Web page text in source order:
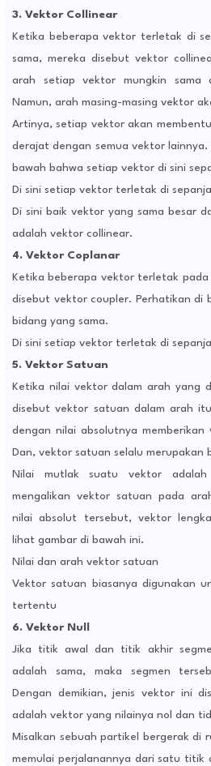
3. Vektor Collinear
Ketika beberapa vektor terletak di
sama, mereka disebut vektor
arah setiap vektor mungkin sama
Namun, arah masing-masing vektor
Artinya, setiap vektor akan
derajat dengan semua vektor
bawah bahwa setiap vektor di sini
Di sini setiap vektor terletak di
Di sini baik vektor yang sama besar
adalah vektor collinear.
4. Vektor Coplanar
Ketika beberapa vektor terletak pada
disebut vektor coupler. Perhatikan di
bidang yang sama.
Di sini setiap vektor terletak di
5. Vektor Satuan
Ketika nilai vektor dalam arah yang
disebut vektor satuan dalam arah
dengan nilai absolutnya
Dan, vektor satuan selalu merupakan
Nilai mutlak suatu vektor
mengalikan vektor satuan pada
nilai absolut tersebut, vektor
lihat gambar di bawah ini.
Nilai dan arah vektor satuan
Vektor satuan biasanya digunakan
tertentu
6. Vektor Null
Jika titik awal dan titik akhir
adalah sama, maka segmen
Dengan demikian, jenis vektor ini
adalah vektor yang nilainya nol dan
Misalkan sebuah partikel bergerak di
memulai perjalanannya dari satu